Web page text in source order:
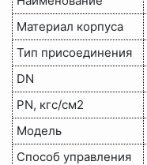
Материал корпуса
Тип присоединения
DN
PN, кгс/см2
Модель
Способ управления